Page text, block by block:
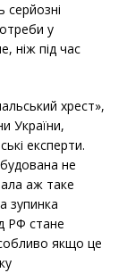
серйозні
у
ніж під час
хрест»,
України,
експерти.
не
аж таке
зупинка
РФ стане
якщо це